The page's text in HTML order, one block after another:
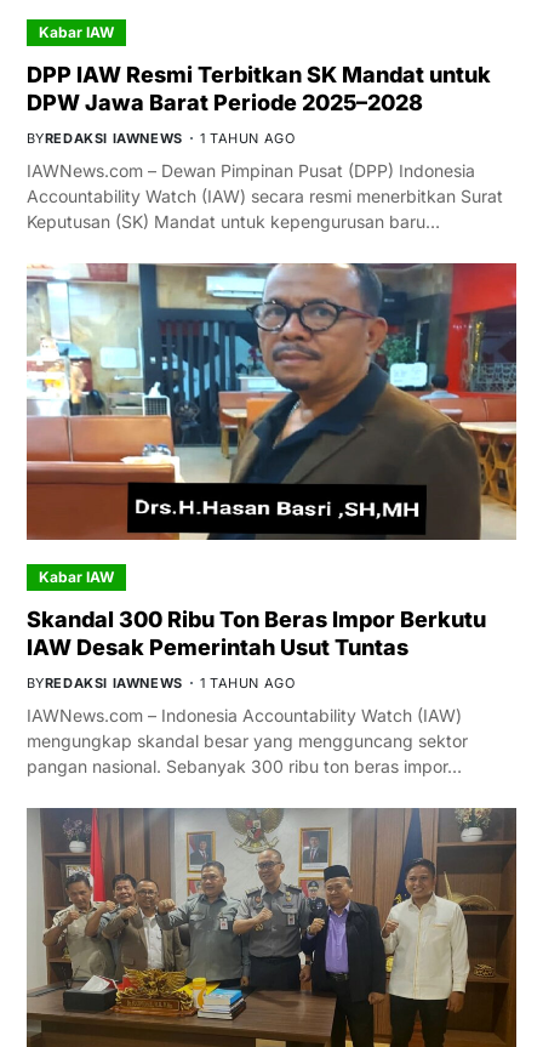
Kabar IAW
DPP IAW Resmi Terbitkan SK Mandat untuk
DPW Jawa Barat Periode 2025–2028
BYREDAKSI IAWNEWS 1 TAHUN AGO
IAWNews.com – Dewan Pimpinan Pusat (DPP) Indonesia
Accountability Watch (IAW) secara resmi menerbitkan Surat
Keputusan (SK) Mandat untuk kepengurusan baru…
Kabar IAW
Skandal 300 Ribu Ton Beras Impor Berkutu
IAW Desak Pemerintah Usut Tuntas
BYREDAKSI IAWNEWS 1 TAHUN AGO
IAWNews.com – Indonesia Accountability Watch (IAW)
mengungkap skandal besar yang mengguncang sektor
pangan nasional. Sebanyak 300 ribu ton beras impor…